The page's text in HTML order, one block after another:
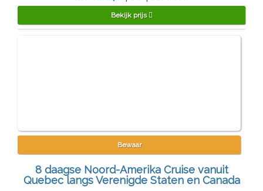
Bekijk prijs
Bewaar
8 daagse Noord-Amerika Cruise vanuit
Quebec langs Verenigde Staten en Canada